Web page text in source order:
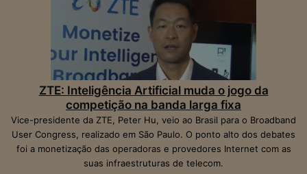
ZTE: Inteligência Artificial muda o jogo da
competição na banda larga fixa
Vice-presidente da ZTE, Peter Hu, veio ao Brasil para o Broadband
User Congress, realizado em São Paulo. O ponto alto dos debates
foi a monetização das operadoras e provedores Internet com as
suas infraestruturas de telecom.